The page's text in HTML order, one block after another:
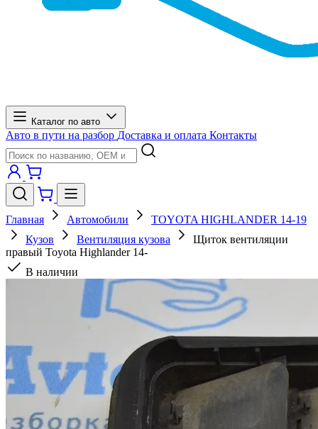
Каталог по авто
Авто в пути на разбор Доставка и оплата Контакты
Главная Автомобили
TOYOTA HIGHLANDER 14-19
Кузов
Вентиляция кузова
Щиток вентиляции
правый Toyota Highlander 14-
В наличии